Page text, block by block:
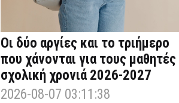
Οι δύο αργίες και το τριήμερο
που χάνονται για τους μαθητές
σχολική χρονιά 2026-2027
2026-08-07 03:11:38